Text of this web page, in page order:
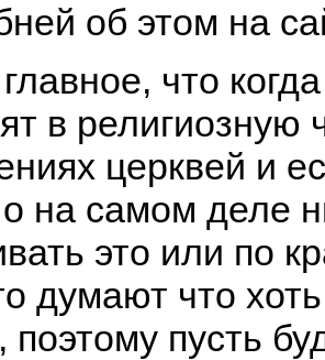
об этом на
что
в религиозную
церквей и
на самом деле
это или по
думают что
поэтому пусть